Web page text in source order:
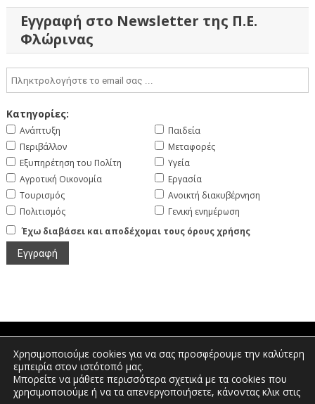
Εγγραφή στο Newsletter της Π.Ε.
Φλώρινας
Κατηγορίες:
Ανάπτυξη
Περιβάλλον
Εξυπηρέτηση του Πολίτη
Αγροτική Οικονομία
Τουρισμός
Πολιτισμός
Παιδεία
Μεταφορές
Υγεία
Εργασία
Ανοικτή διακυβέρνηση
Γενική ενημέρωση
Έχω διαβάσει και αποδέχομαι τους όρους χρήσης
Πτολεμαίων 1, Διοικητήριο Φλώρινας |
Τηλέφωνο: 2385350400 | Email:
info.florina@pdm.gov.gr
Χρησιμοποιούμε cookies για να σας προσφέρουμε την καλύτερη
εμπειρία στον ιστότοπό μας.
Μπορείτε να μάθετε περισσότερα σχετικά με τα cookies που
χρησιμοποιούμε ή να τα απενεργοποιήσετε, κάνοντας κλικ στις